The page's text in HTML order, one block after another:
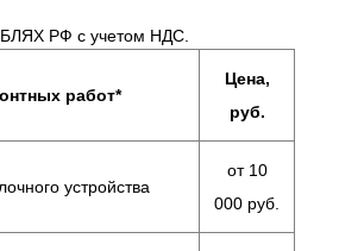
РФ с учетом НДС.
работ*
Цена,
руб.
устройства
от 10
000 руб.